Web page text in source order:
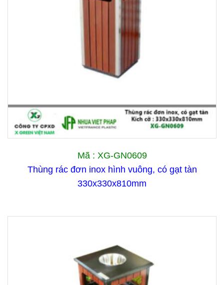
Mã : XG-GN0609
Thùng rác đơn inox hình vuông, có gạt tàn
330x330x810mm